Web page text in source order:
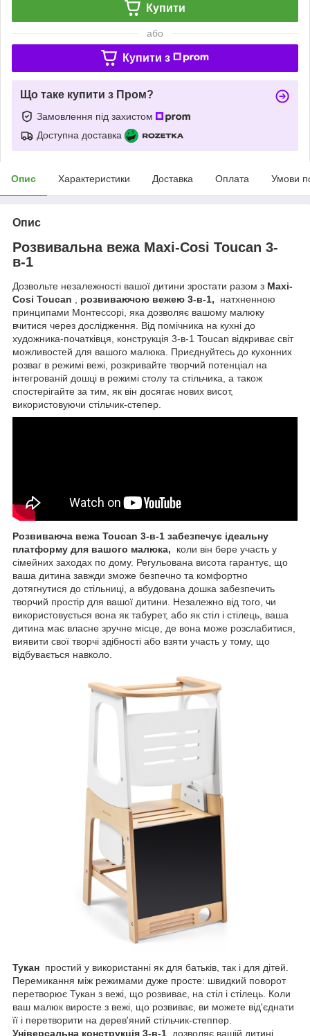
Купити
або
Купити з
Що таке купити з Пром?
Замовлення під захистом
Доступна доставка
Опис Характеристики Доставка Оплата Умови
Опис
Розвивальна вежа Maxi-Cosi Toucan 3-
в-1
Дозвольте незалежності вашої дитини зростати разом з Maxi-
Cosi Toucan , розвиваючою вежею 3-в-1,
натхненною
принципами Монтессорі, яка дозволяє вашому малюку
вчитися через дослідження. Від помічника на кухні до
художника-початківця, конструкція 3-в-1 Toucan відкриває світ
можливостей для вашого малюка. Приєднуйтесь до кухонних
розваг в режимі вежі, розкривайте творчий потенціал на
інтегрованій дошці в режимі столу та стільчика, а також
спостерігайте за тим, як він досягає нових висот,
використовуючи стільчик-степер.
Розвиваюча вежа Toucan 3-в-1 забезпечує ідеальну
платформу для вашого малюка, коли він бере участь у
сімейних заходах по дому. Регульована висота гарантує, що
ваша дитина завжди зможе безпечно та комфортно
дотягнутися до стільниці, а вбудована дошка забезпечить
творчий простір для вашої дитини. Незалежно від того, чи
використовується вона як табурет, або як стіл і стілець, ваша
дитина має власне зручне місце, де вона може розслабитися,
виявити свої творчі здібності або взяти участь у тому, що
відбувається навколо.
Тукан простий у використанні як для батьків, так і для дітей.
Перемикання між режимами дуже просте: швидкий поворот
перетворює Тукан з вежі, що розвиває, на стіл і стілець. Коли
ваш малюк виросте з вежі, що розвиває, ви можете від'єднати
її і перетворити на дерев'яний стільчик-степпер.
Універсальна конструкція 3-в-1 дозволяє вашій дитині